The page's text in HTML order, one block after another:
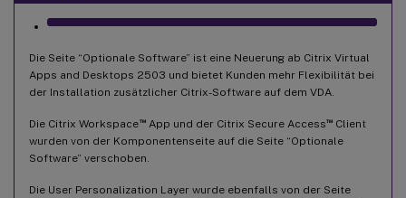
Die Seite “Optionale Software” ist eine Neuerung ab Citrix Virtual
Apps and Desktops 2503 und bietet Kunden mehr Flexibilität bei
der Installation zusätzlicher Citrix-Software auf dem VDA.
Die Citrix Workspace™App und der Citrix Secure Access™ Client
wurden von der Komponentenseite auf die Seite “Optionale
Software” verschoben.
Die User Personalization Layer wurde ebenfalls von der Seite